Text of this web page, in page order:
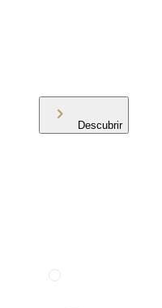
Descubrir